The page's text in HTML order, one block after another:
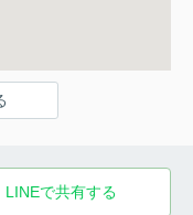
LINEで共有する